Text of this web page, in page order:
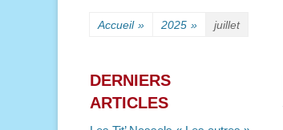
Accueil » 2025 » juillet
DERNIERS
ARTICLES